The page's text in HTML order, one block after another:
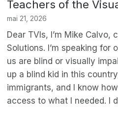
Teachers of the
mai 21, 2026
Dear TVIs, I’m Mike Calvo,
Solutions. I’m speaking for
us are blind or visually
up a blind kid in this
immigrants, and I know
access to what I needed. I